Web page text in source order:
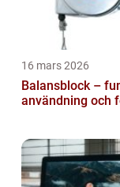
16 mars 2026
Balansblock –
användning och